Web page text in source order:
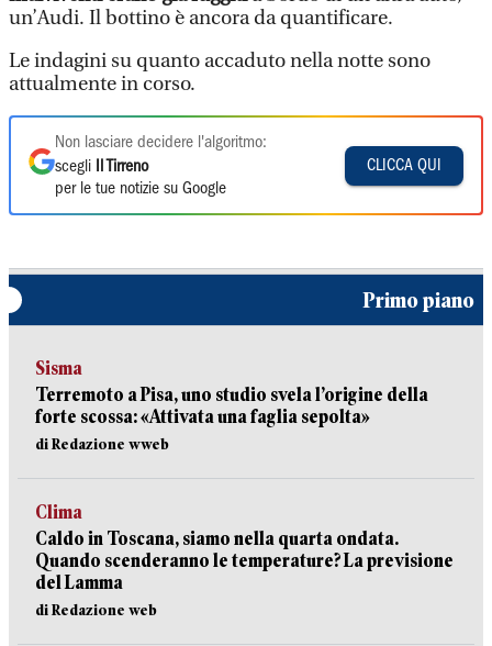
un’Audi. Il bottino è ancora da quantificare.
Le indagini su quanto accaduto nella notte sono
attualmente in corso.
Non lasciare decidere l'algoritmo:
scegli
Il Tirreno
per le tue notizie su Google
CLICCA QUI
Primo piano
Sisma
Terremoto a Pisa, uno studio svela l’origine della
forte scossa: «Attivata una faglia sepolta»
di Redazione wweb
Clima
Caldo in Toscana, siamo nella quarta ondata.
Quando scenderanno le temperature? La previsione
del Lamma
di Redazione web